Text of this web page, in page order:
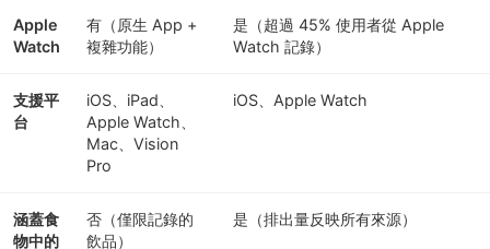
Apple
Watch
有（原生 App +
複雜功能）
是（超過 45% 使用者從 Apple
Watch 記錄）
支援平
台
iOS、iPad、
Apple Watch、
Mac、Vision
Pro
iOS、Apple Watch
涵蓋食
物中的
否（僅限記錄的
飲品）
是（排出量反映所有來源）